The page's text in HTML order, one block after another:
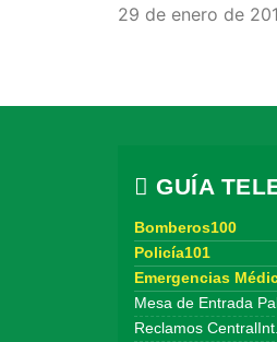
29 de enero de
GUÍA
Bomberos100
Policía101
Emergencias
Mesa de Entrada
Reclamos